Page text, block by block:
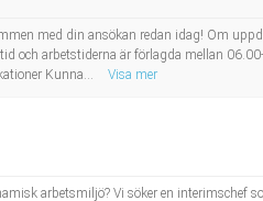
med din ansökan redan idag! Om
arbetstiderna är förlagda mellan
Kunna...
Visa mer
arbetsmiljö? Vi söker en interimschef